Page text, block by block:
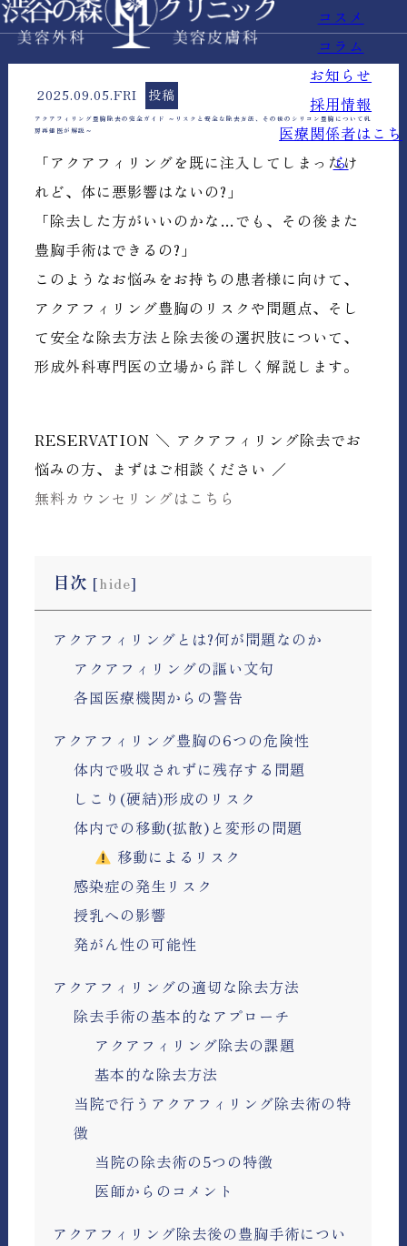
コスメ
コラム
お知らせ
採用情報
医療関係者はこち
ら
2025.09.05.FRI 投稿
アクアフィリング豊胸除去の完全ガイド ～リスクと安全な除去方法、その後のシリコン豊胸について乳
房再建医が解説～
「アクアフィリングを既に注入してしまったけ
れど、体に悪影響はないの?」
「除去した方がいいのかな…でも、その後また
豊胸手術はできるの?」
このようなお悩みをお持ちの患者様に向けて、
アクアフィリング豊胸のリスクや問題点、そし
て安全な除去方法と除去後の選択肢について、
形成外科専門医の立場から詳しく解説します。
RESERVATION ＼ アクアフィリング除去でお
悩みの方、まずはご相談ください ／
無料カウンセリングはこちら
目次 [hide]
アクアフィリングとは?何が問題なのか
アクアフィリングの謳い文句
各国医療機関からの警告
アクアフィリング豊胸の6つの危険性
体内で吸収されずに残存する問題
しこり(硬結)形成のリスク
体内での移動(拡散)と変形の問題
移動によるリスク
感染症の発生リスク
授乳への影響
発がん性の可能性
アクアフィリングの適切な除去方法
除去手術の基本的なアプローチ
アクアフィリング除去の課題
基本的な除去方法
当院で行うアクアフィリング除去術の特
徴
当院の除去術の5つの特徴
医師からのコメント
アクアフィリング除去後の豊胸手術につい